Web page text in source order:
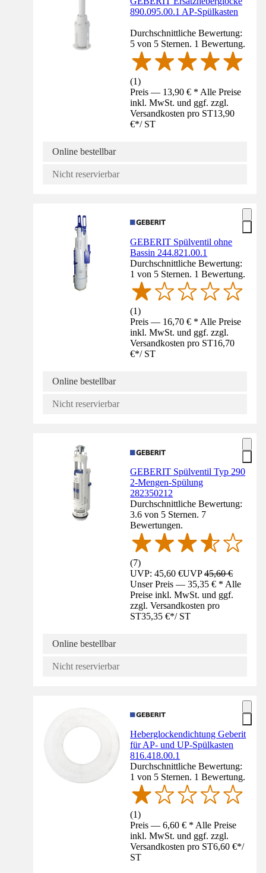
890.095.00.1 AP-Spülkasten
Durchschnittliche Bewertung:
5 von 5 Sternen. 1 Bewertung.
(1)
Preis — 13,90 € * Alle Preise
inkl. MwSt. und ggf. zzgl.
Versandkosten pro ST13,90
€*/ ST
Online bestellbar
Nicht reservierbar
GEBERIT Spülventil ohne
Bassin 244.821.00.1
Durchschnittliche Bewertung:
1 von 5 Sternen. 1 Bewertung.
(1)
Preis — 16,70 € * Alle Preise
inkl. MwSt. und ggf. zzgl.
Versandkosten pro ST16,70
€*/ ST
Online bestellbar
Nicht reservierbar
GEBERIT Spülventil Typ 290
2-Mengen-Spülung
282350212
Durchschnittliche Bewertung:
3.6 von 5 Sternen. 7
Bewertungen.
(7)
UVP: 45,60 €UVP45,60 €
Unser Preis — 35,35 € * Alle
Preise inkl. MwSt. und ggf.
zzgl. Versandkosten pro
ST35,35 €*/ ST
Online bestellbar
Nicht reservierbar
Heberglockendichtung Geberit
für AP- und UP-Spülkasten
816.418.00.1
Durchschnittliche Bewertung:
1 von 5 Sternen. 1 Bewertung.
(1)
Preis — 6,60 € * Alle Preise
inkl. MwSt. und ggf. zzgl.
Versandkosten pro ST6,60 €*/
ST